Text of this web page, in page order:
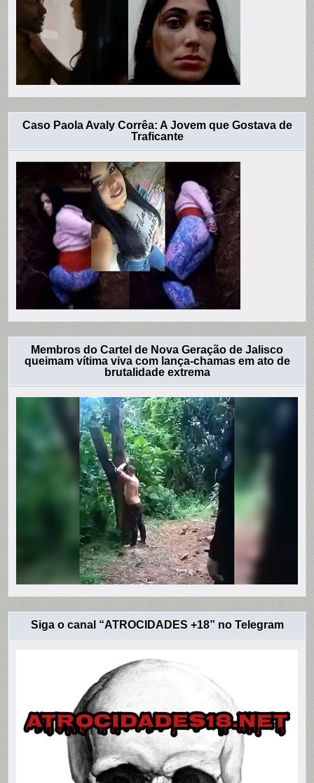
Caso Paola Avaly Corrêa: A Jovem que Gostava de
Traficante
Membros do Cartel de Nova Geração de Jalisco
queimam vítima viva com lança-chamas em ato de
brutalidade extrema
Siga o canal “ATROCIDADES +18” no Telegram